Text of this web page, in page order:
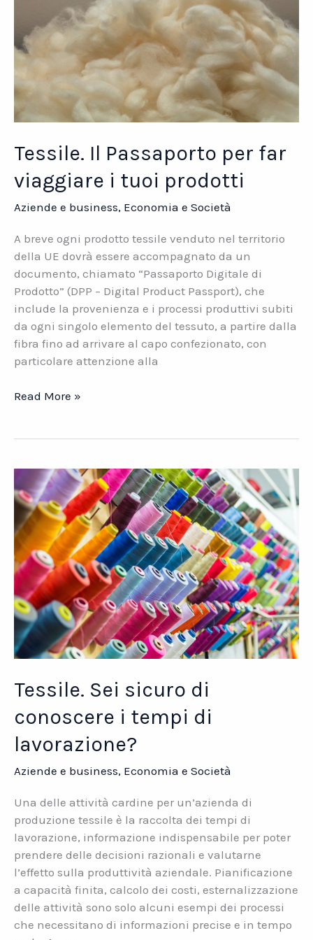
Tessile. Il Passaporto per far
viaggiare i tuoi prodotti
Aziende e business, Economia e Società
A breve ogni prodotto tessile venduto nel territorio
della UE dovrà essere accompagnato da un
documento, chiamato “Passaporto Digitale di
Prodotto” (DPP – Digital Product Passport), che
include la provenienza e i processi produttivi subiti
da ogni singolo elemento del tessuto, a partire dalla
fibra fino ad arrivare al capo confezionato, con
particolare attenzione alla
Tessile.
far
viaggiare
i
tuoi
prodotti
Read More »
Tessile. Sei sicuro di
conoscere i tempi di
lavorazione?
Aziende e business, Economia e Società
Una delle attività cardine per un’azienda di
produzione tessile è la raccolta dei tempi di
lavorazione, informazione indispensabile per poter
prendere delle decisioni razionali e valutarne
l’effetto sulla produttività aziendale. Pianificazione
a capacità finita, calcolo dei costi, esternalizzazione
delle attività sono solo alcuni esempi dei processi
che necessitano di informazioni precise e in tempo